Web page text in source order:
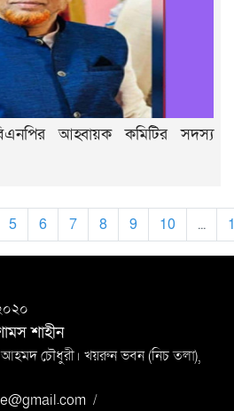
আহ্বায়ক কমিটির সদস্য
5 6 7 8 9 10 ...
শাহীন
চৌধুরী। খয়রুন ভবন (নিচ তলা),
/